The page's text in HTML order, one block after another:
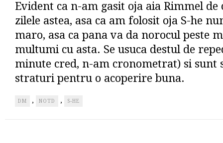
Evident ca n-am gasit oja aia Rimmel de
zilele astea, asa ca am folosit oja S-he
maro, asa ca pana va da norocul peste
multumi cu asta. Se usuca destul de
minute cred, n-am cronometrat) si sunt
straturi pentru o acoperire buna.
DM , NOTD , S-HE